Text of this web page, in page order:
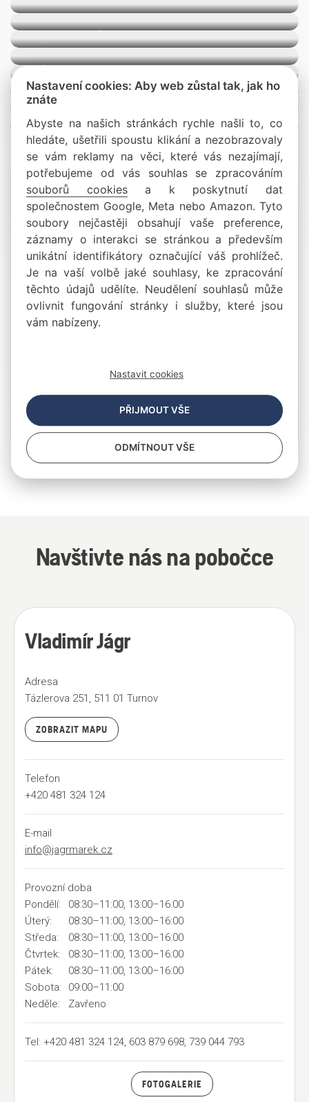
Odmechovače
Kultivátory
Vyvětvovací pily
Vysokotlaké čističe
Vysavače
Akumulátorové stroje
Příslušenství k výrobkům
Sekery a lesnické nářadí
Maziva, palivo a plnicí vybavení
Pracovní oděvy
Příslušenství a náhradní díly
Navštivte nás na pobočce
Vladimír Jágr
Adresa
Tázlerova 251, 511 01 Turnov
ZOBRAZIT MAPU
Telefon
+420 481 324 124
E-mail
info@jagrmarek.cz
Provozní doba
Pondělí:
08:30–11:00, 13:00–16:00
Úterý:
08:30–11:00, 13:00–16:00
Středa:
08:30–11:00, 13:00–16:00
Čtvrtek:
08:30–11:00, 13:00–16:00
Pátek:
08:30–11:00, 13:00–16:00
Sobota:
09:00–11:00
Neděle:
Zavřeno
Tel: +420 481 324 124, 603 879 698, 739 044 793
FOTOGALERIE
Nastavení cookies: Aby web zůstal tak, jak ho
znáte
Abyste na našich stránkách rychle našli to, co
hledáte, ušetřili spoustu klikání a nezobrazovaly
se vám reklamy na věci, které vás nezajímají,
potřebujeme od vás souhlas se zpracováním
souborů cookiesa k poskytnutí dat
společnostem Google, Meta nebo Amazon. Tyto
soubory nejčastěji obsahují vaše preference,
záznamy o interakci se stránkou a především
unikátní identifikátory označující váš prohlížeč.
Je na vaší volbě jaké souhlasy, ke zpracování
těchto údajů udělíte. Neudělení souhlasů může
ovlivnit fungování stránky i služby, které jsou
vám nabízeny.
Nastavit cookies
PŘIJMOUT VŠE
ODMÍTNOUT VŠE